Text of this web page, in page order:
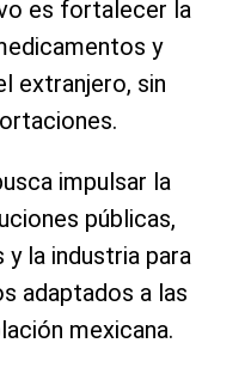
es fortalecer la
y
extranjero, sin
impulsar la
públicas,
la industria para
adaptados a las
mexicana.